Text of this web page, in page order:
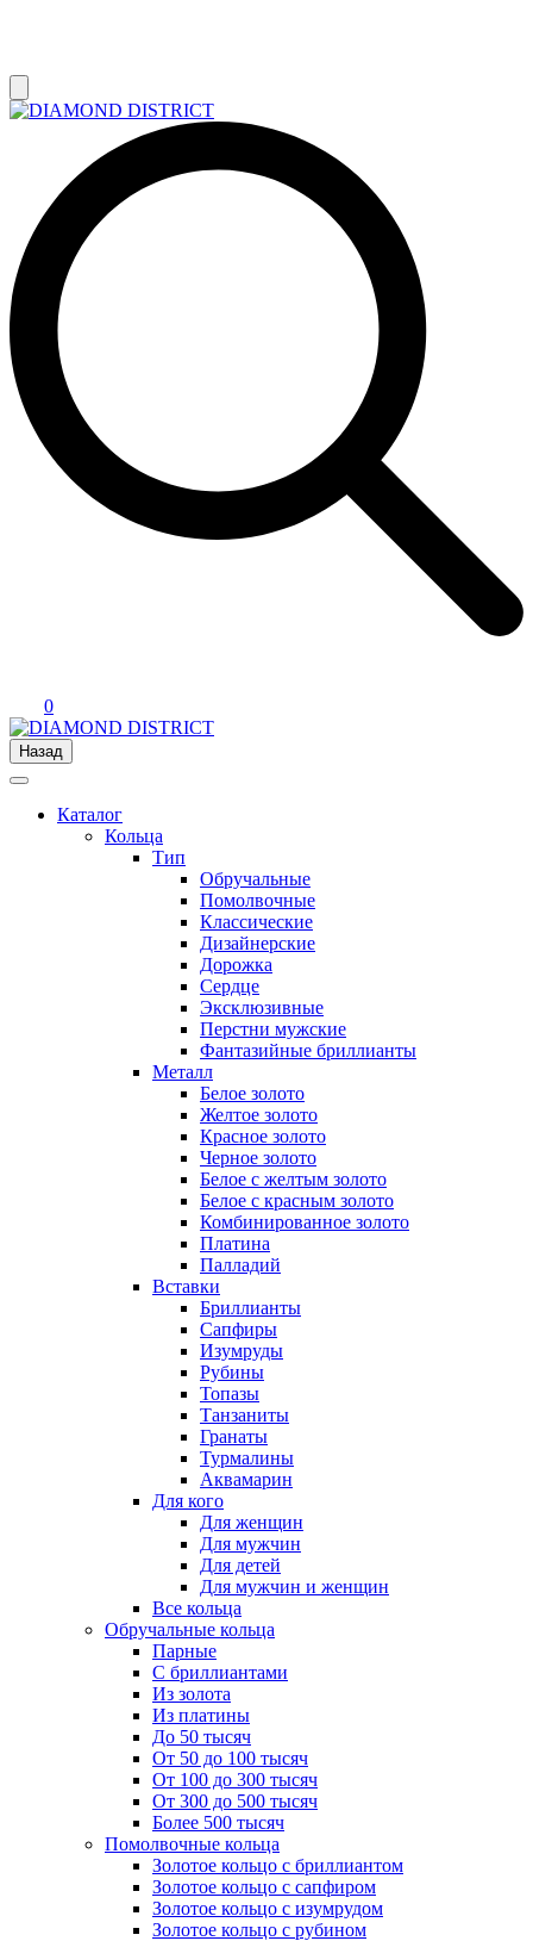
0
Назад
Каталог
Кольца
Тип
Обручальные
Помолвочные
Классические
Дизайнерские
Дорожка
Сердце
Эксклюзивные
Перстни мужские
Фантазийные бриллианты
Металл
Белое золото
Желтое золото
Красное золото
Черное золото
Белое с желтым золото
Белое с красным золото
Комбинированное золото
Платина
Палладий
Вставки
Бриллианты
Сапфиры
Изумруды
Рубины
Топазы
Танзаниты
Гранаты
Турмалины
Аквамарин
Для кого
Для женщин
Для мужчин
Для детей
Для мужчин и женщин
Все кольца
Обручальные кольца
Парные
С бриллиантами
Из золота
Из платины
До 50 тысяч
От 50 до 100 тысяч
От 100 до 300 тысяч
От 300 до 500 тысяч
Более 500 тысяч
Помолвочные кольца
Золотое кольцо с бриллиантом
Золотое кольцо с сапфиром
Золотое кольцо с изумрудом
Золотое кольцо с рубином